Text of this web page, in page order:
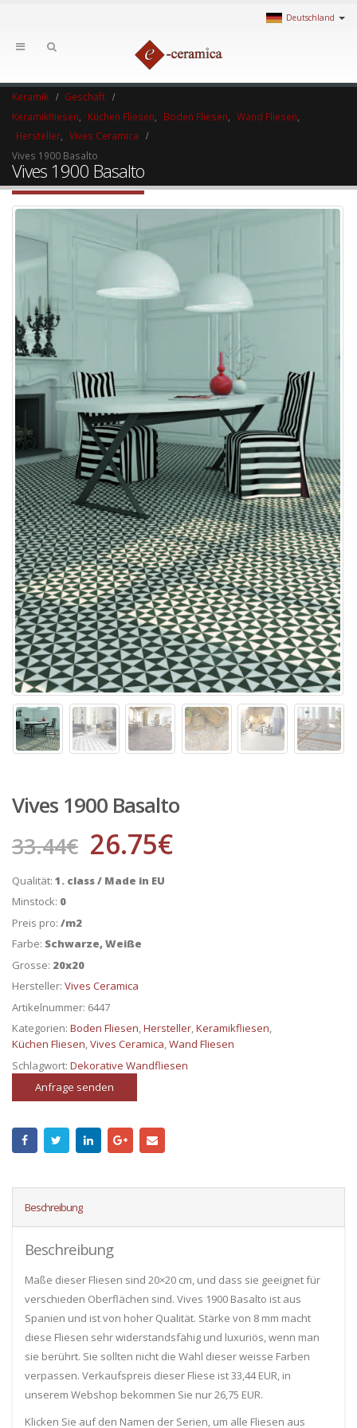
Deutschland
Keramik
Geschäft
Keramikfliesen
Küchen Fliesen Boden Fliesen Wand Fliesen
Hersteller
Vives Ceramica
Vives 1900 Basalto
Vives 1900 Basalto
Vives 1900 Basalto
33.44€ 26.75€
Qualität: 1. class / Made in EU
Minstock: 0
Preis pro: /m2
Farbe: Schwarze, Weiße
Grosse: 20x20
Hersteller: Vives Ceramica
Artikelnummer: 6447
Kategorien: Boden Fliesen,Hersteller,Keramikfliesen,
Küchen Fliesen,Vives Ceramica,Wand Fliesen
Schlagwort: Dekorative Wandfliesen
Anfrage senden
Beschreibung
Beschreibung
Maße dieser Fliesen sind 20×20 cm, und dass sie geeignet für
verschieden Oberflächen sind. Vives 1900 Basalto ist aus
Spanien und ist von hoher Qualität. Stärke von 8 mm macht
diese Fliesen sehr widerstandsfähig und luxuriös, wenn man
sie berührt. Sie sollten nicht die Wahl dieser weisse Farben
verpassen. Verkaufspreis dieser Fliese ist 33,44 EUR, in
unserem Webshop bekommen Sie nur 26,75 EUR.
Klicken Sie auf den Namen der Serien, um alle Fliesen ​​aus